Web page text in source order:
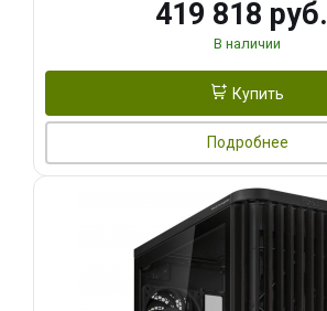
419 818 руб.
В наличии
Купить
Подробнее